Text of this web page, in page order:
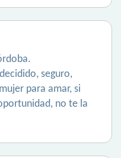
seguro,
para amar, si
no te la